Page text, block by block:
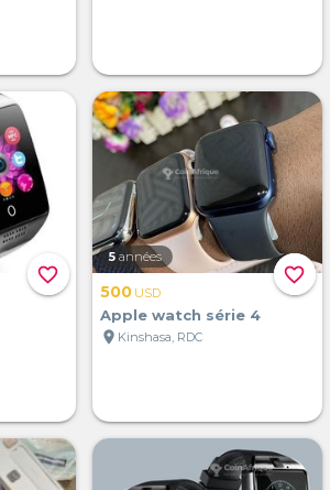
favorite_border favorite_border
5 années
500 USD
Apple watch série 4
location_on Kinshasa, RDC